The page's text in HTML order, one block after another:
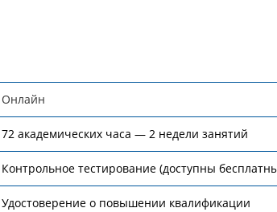
Онлайн
72 академических часа — 2 недели занятий
Контрольное тестирование (доступны
Удостоверение о повышении квалификации